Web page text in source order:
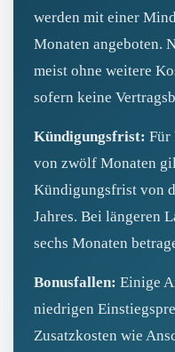
werden mit einer
Monaten angeboten.
meist ohne weitere
sofern keine
Kündigungsfrist: Für
von zwölf Monaten
Kündigungsfrist von
Jahres. Bei längeren
sechs Monaten
Bonusfallen: Einige
niedrigen
Zusatzkosten wie